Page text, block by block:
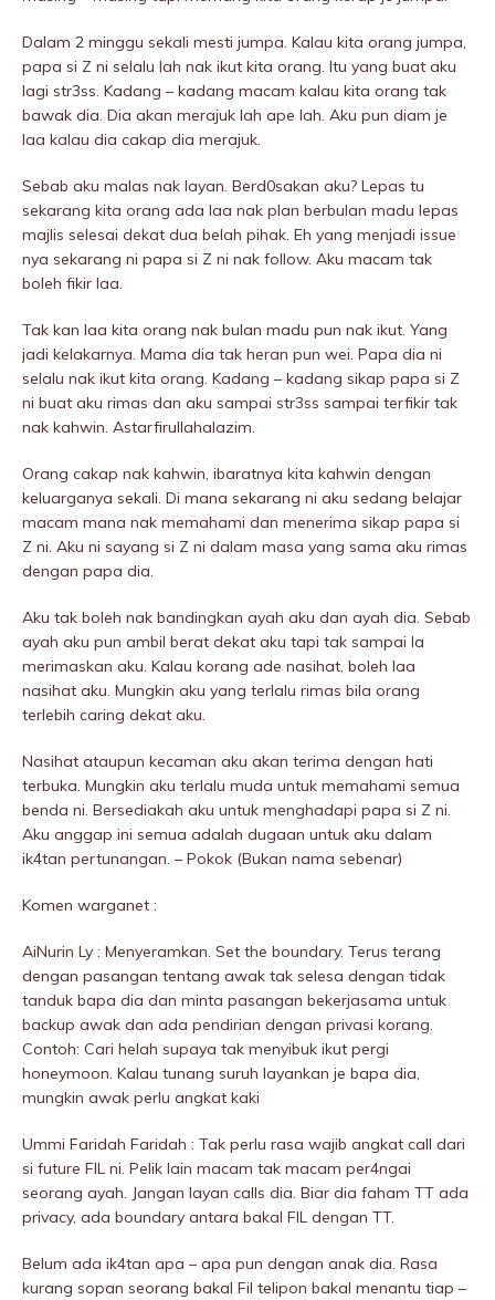
Dalam 2 minggu sekali mesti jumpa. Kalau kita orang jumpa,
papa si Z ni selalu lah nak ikut kita orang. Itu yang buat aku
lagi str3ss. Kadang – kadang macam kalau kita orang tak
bawak dia. Dia akan merajuk lah ape lah. Aku pun diam je
laa kalau dia cakap dia merajuk.
Sebab aku malas nak layan. Berd0sakan aku? Lepas tu
sekarang kita orang ada laa nak plan berbulan madu lepas
majlis selesai dekat dua beIah pihak. Eh yang menjadi issue
nya sekarang ni papa si Z ni nak follow. Aku macam tak
boleh fikir laa.
Tak kan laa kita orang nak bulan madu pun nak ikut. Yang
jadi kelakarnya. Mama dia tak heran pun wei. Papa dia ni
selalu nak ikut kita orang. Kadang – kadang sikap papa si Z
ni buat aku rimas dan aku sampai str3ss sampai terfikir tak
nak kahwin. Astarfirullahalazim.
Orang cakap nak kahwin, ibaratnya kita kahwin dengan
keluarganya sekali. Di mana sekarang ni aku sedang belajar
macam mana nak memahami dan menerima sikap papa si
Z ni. Aku ni sayang si Z ni dalam masa yang sama aku rimas
dengan papa dia.
Aku tak boleh nak bandingkan ayah aku dan ayah dia. Sebab
ayah aku pun ambil berat dekat aku tapi tak sampai la
merimaskan aku. Kalau korang ade nasihat, boleh laa
nasihat aku. Mungkin aku yang terlalu rimas bila orang
terlebih caring dekat aku.
Nasihat ataupun kecaman aku akan terima dengan hati
terbuka. Mungkin aku terlalu muda untuk memahami semua
benda ni. Bersediakah aku untuk menghadapi papa si Z ni.
Aku anggap ini semua adalah dugaan untuk aku dalam
ik4tan pertunangan. – Pokok (Bukan nama sebenar)
Komen warganet :
AiNurin Ly : Menyeramkan. Set the boundary. Terus terang
dengan pasangan tentang awak tak selesa dengan tidak
tanduk bapa dia dan minta pasangan bekerjasama untuk
backup awak dan ada pendirian dengan privasi korang.
Contoh: Cari helah supaya tak menyibuk ikut pergi
honeymoon. Kalau tunang suruh layankan je bapa dia,
mungkin awak perlu angkat kaki
Ummi Faridah Faridah : Tak perlu rasa wajib angkat call dari
si future FIL ni. Pelik lain macam tak macam per4ngai
seorang ayah. Jangan layan calls dia. Biar dia faham TT ada
privacy, ada boundary antara bakal FIL dengan TT.
Belum ada ik4tan apa – apa pun dengan anak dia. Rasa
kurang sopan seorang bakal Fil telipon bakal menantu tiap –